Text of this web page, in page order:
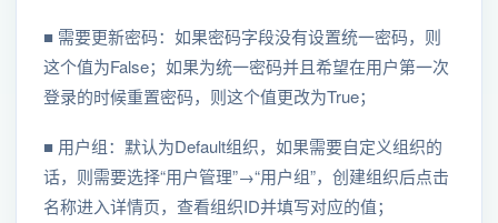
■ 需要更新密码：如果密码字段没有设置统一密码，则
这个值为False；如果为统一密码并且希望在用户第一次
登录的时候重置密码，则这个值更改为True；
■ 用户组：默认为Default组织，如果需要自定义组织的
话，则需要选择“用户管理”→“用户组”，创建组织后点击
名称进入详情页，查看组织ID并填写对应的值；